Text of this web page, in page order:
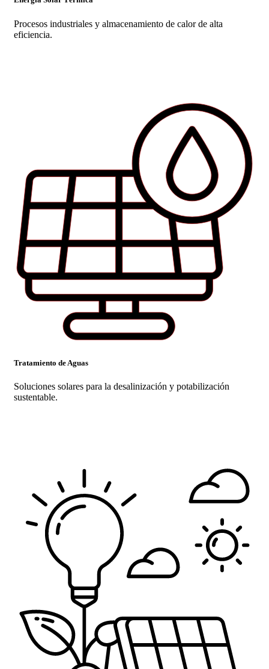
Procesos industriales y almacenamiento de calor de alta
eficiencia.
Tratamiento de Aguas
Soluciones solares para la desalinización y potabilización
sustentable.